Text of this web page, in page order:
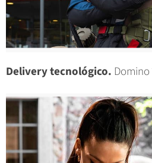
Delivery tecnológico.